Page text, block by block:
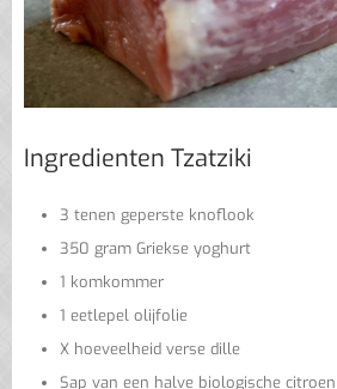
Ingredienten Tzatziki
3 tenen geperste knoflook
350 gram Griekse yoghurt
1 komkommer
1 eetlepel olijfolie
X hoeveelheid verse dille
Sap van een halve biologische citroen